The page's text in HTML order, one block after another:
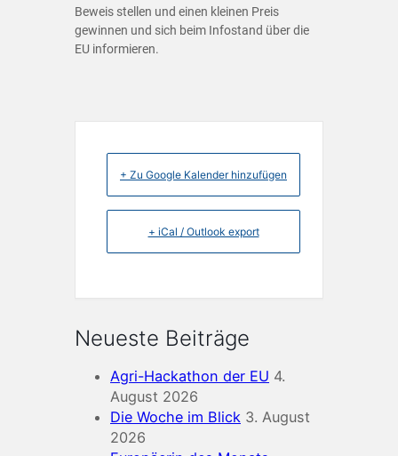
Beweis stellen und einen kleinen Preis
gewinnen und sich beim Infostand über die
EU informieren.
+ Zu Google Kalender hinzufügen
+ iCal / Outlook export
Neueste Beiträge
Agri-Hackathon der EU 4.
August 2026
Die Woche im Blick 3. August
2026